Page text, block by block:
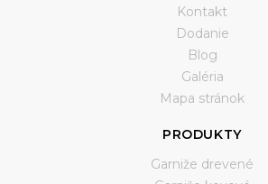
Kontakt
Dodanie
Blog
Galéria
Mapa stránok
PRODUKTY
Garniže drevené